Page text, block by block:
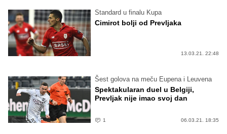
Standard u finalu Kupa
Cimirot bolji od Prevljaka
13.03.21. 22:48
Šest golova na meču Eupena i Leuvena
Spektakularan duel u Belgiji,
Prevljak nije imao svoj dan
1 06.03.21. 18:35